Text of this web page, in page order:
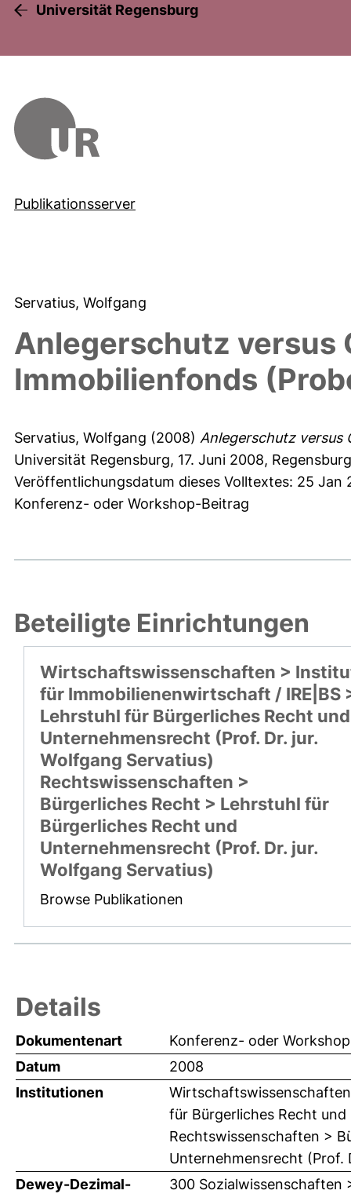
Universität Regensburg
Publikationsserver
Servatius, Wolfgang
Anlegerschutz versus
Immobilienfonds
Servatius, Wolfgang (2008) Anlegerschutz versus
Universität Regensburg, 17. Juni 2008,
Veröffentlichungsdatum dieses Volltextes: 25 Jan
Konferenz- oder Workshop-Beitrag
Beteiligte Einrichtungen
Wirtschaftswissenschaften >
für Immobilienenwirtschaft / IRE|BS
Lehrstuhl für Bürgerliches Recht und
Unternehmensrecht (Prof. Dr. jur.
Wolfgang Servatius)
Rechtswissenschaften >
Bürgerliches Recht > Lehrstuhl für
Bürgerliches Recht und
Unternehmensrecht (Prof. Dr. jur.
Wolfgang Servatius)
Browse Publikationen
Details
Dokumentenart
Konferenz- oder
Datum
2008
Institutionen
für Bürgerliches Recht
Rechtswissenschaften >
Unternehmensrecht (Prof.
Dewey-Dezimal-
300 Sozialwissenschaften